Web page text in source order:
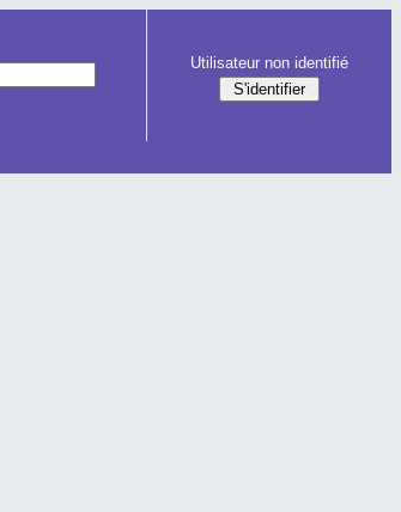
Utilisateur non identifié